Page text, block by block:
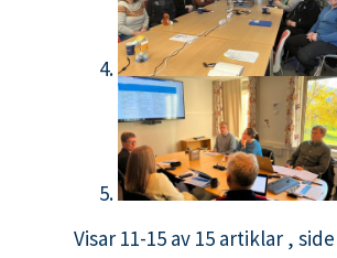
Visar 11-15 av 15 artiklar ,side